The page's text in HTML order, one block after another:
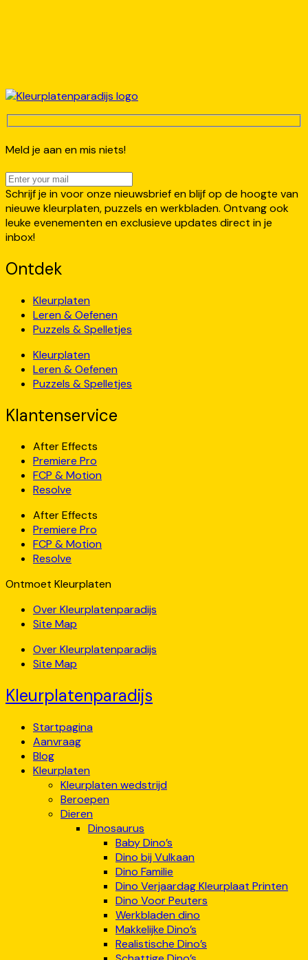
Meld je aan en mis niets!
Schrijf je in voor onze nieuwsbrief en blijf op de hoogte van
nieuwe kleurplaten, puzzels en werkbladen. Ontvang ook
leuke evenementen en exclusieve updates direct in je
inbox!
Ontdek
Kleurplaten
Leren & Oefenen
Puzzels & Spelletjes
Kleurplaten
Leren & Oefenen
Puzzels & Spelletjes
Klantenservice
After Effects
Premiere Pro
FCP & Motion
Resolve
After Effects
Premiere Pro
FCP & Motion
Resolve
Ontmoet Kleurplaten
Over Kleurplatenparadijs
Site Map
Over Kleurplatenparadijs
Site Map
Kleurplatenparadijs
Startpagina
Aanvraag
Blog
Kleurplaten
Kleurplaten wedstrijd
Beroepen
Dieren
Dinosaurus
Baby Dino’s
Dino bij Vulkaan
Dino Familie
Dino Verjaardag Kleurplaat Printen
Dino Voor Peuters
Werkbladen dino
Makkelijke Dino’s
Realistische Dino’s